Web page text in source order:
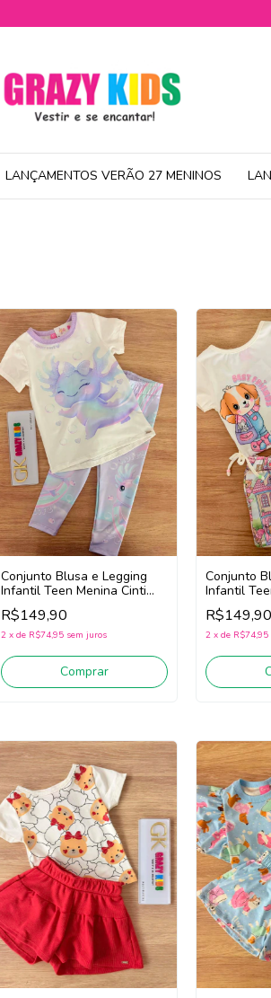
LANÇAMENTOS VERÃO 27 MENINOS
Conjunto Blusa e Legging
Infantil Teen Menina Cinti
22128 (Off White/Lilás)
R$149,90
2 x de R$74,95 sem juros
Comprar
Conjunto
Infantil
22110
R$149,90
2 x de R$74,95